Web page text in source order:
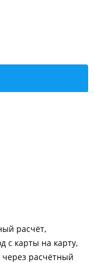
расчёт
с карты на карту
через расчётный